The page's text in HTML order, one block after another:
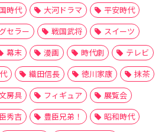
時代 大河ドラマ
平安時代
セラー 戦国武将
スイーツ
幕末 漫画 時代劇
テレビ
織田信長 徳川家康
抹茶
房具 フィギュア
展覧会
秀吉 豊臣兄弟！
昭和時代